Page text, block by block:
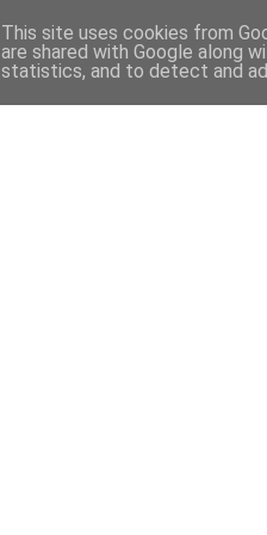
This site uses cookies from
are shared with Google along
statistics, and to detect and